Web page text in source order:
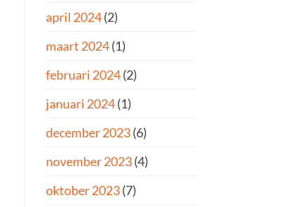
april 2024(2)
maart 2024(1)
februari 2024(2)
januari 2024(1)
december 2023(6)
november 2023(4)
oktober 2023(7)